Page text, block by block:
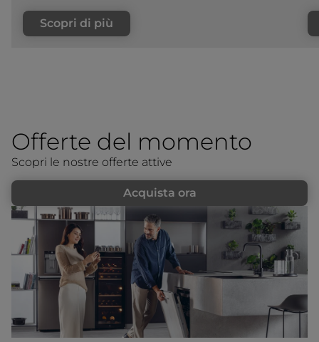
Scopri di più
Offerte del momento
Scopri le nostre offerte attive
Acquista ora